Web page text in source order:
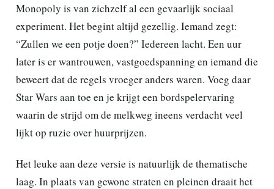
Monopoly is van zichzelf al een gevaarlijk sociaal
experiment. Het begint altijd gezellig. Iemand zegt:
“Zullen we een potje doen?” Iedereen lacht. Een uur
later is er wantrouwen, vastgoedspanning en iemand die
beweert dat de regels vroeger anders waren. Voeg daar
Star Wars aan toe en je krijgt een bordspelervaring
waarin de strijd om de melkweg ineens verdacht veel
lijkt op ruzie over huurprijzen.
Het leuke aan deze versie is natuurlijk de thematische
laag. In plaats van gewone straten en pleinen draait het